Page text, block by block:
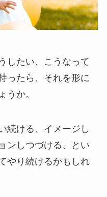
したい、こうなって
ったら、それを形に
うか。
続ける、イメージし
ンしつづける、とい
やり続けるかもしれ